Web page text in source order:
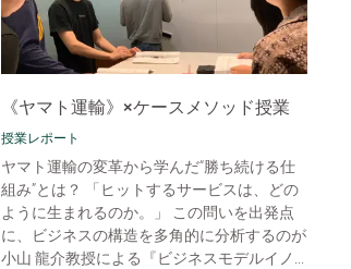
《ヤマト運輸》×ケースメソッド授業
授業レポート
ヤマト運輸の変革から学んだ“勝ち続ける仕
組み”とは？ 「ヒットするサービスは、どの
ように生まれるのか。」 この問いを出発点
に、ビジネスの構造を多角的に分析するのが
小山 龍介教授による『ビジネスモデルイノ...